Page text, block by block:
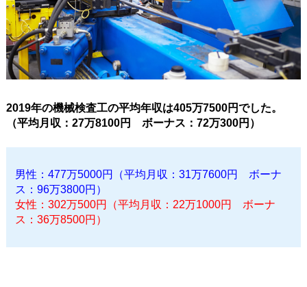
2019年の機械検査工の平均年収は405万7500円でした。
（平均月収：27万8100円 ボーナス：72万300円）
男性：477万5000円（平均月収：31万7600円 ボーナ
ス：96万3800円）
女性：302万500円（平均月収：22万1000円 ボーナ
ス：36万8500円）